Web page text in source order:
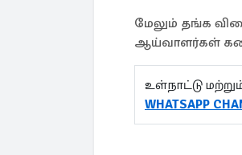
மேலும் தங்க
ஆய்வாளர்கள்
உள்நாட்டு
WHATSAPP